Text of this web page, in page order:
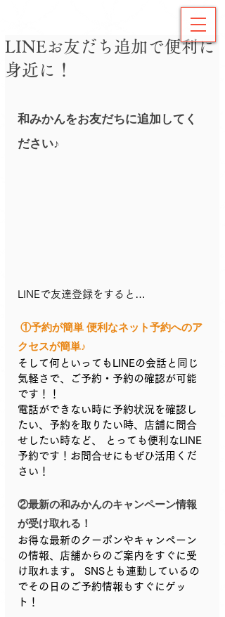
LINEお友だち追加で便利に
身近に！
和みかんをお友だちに追加してく
ださい♪
LINEで友達登録をすると…
クセスが簡単♪
そして何といってもLINEの会話と同じ
気軽さで、ご予約・予約の確認が可能
です！！
電話ができない時に予約状況を確認し
たい、予約を取りたい時、店舗に問合
せしたい時など、 とっても便利なLINE
予約です！お問合せにもぜひ活用くだ
さい！
②最新の和みかんのキャンペーン情報
が受け取れる！
お得な最新のクーポンやキャンペーン
の情報、店舗からのご案内をすぐに受
け取れます。 SNSとも連動しているの
でその日のご予約情報もすぐにゲッ
ト！